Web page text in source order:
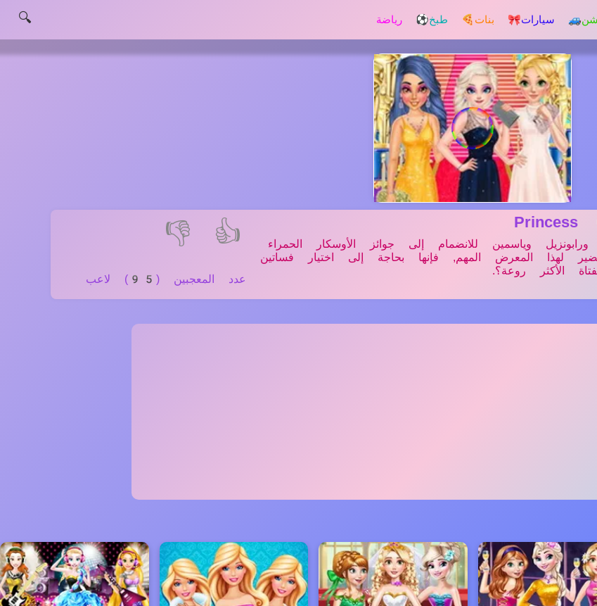
🚙 سيارات🎀 بنات 🍕 طبخ⚽ رياضة 🔍
إلعــــب
👍
👎
عدد المعجبين (95) لاعب
وياسمين للانضمام إلى جوائز الأوسكار الحمراء
التحضير لهذا المعرض المهم, فإنها بحاجة إلى اختيار فساتين
الأكثر روعة؟.